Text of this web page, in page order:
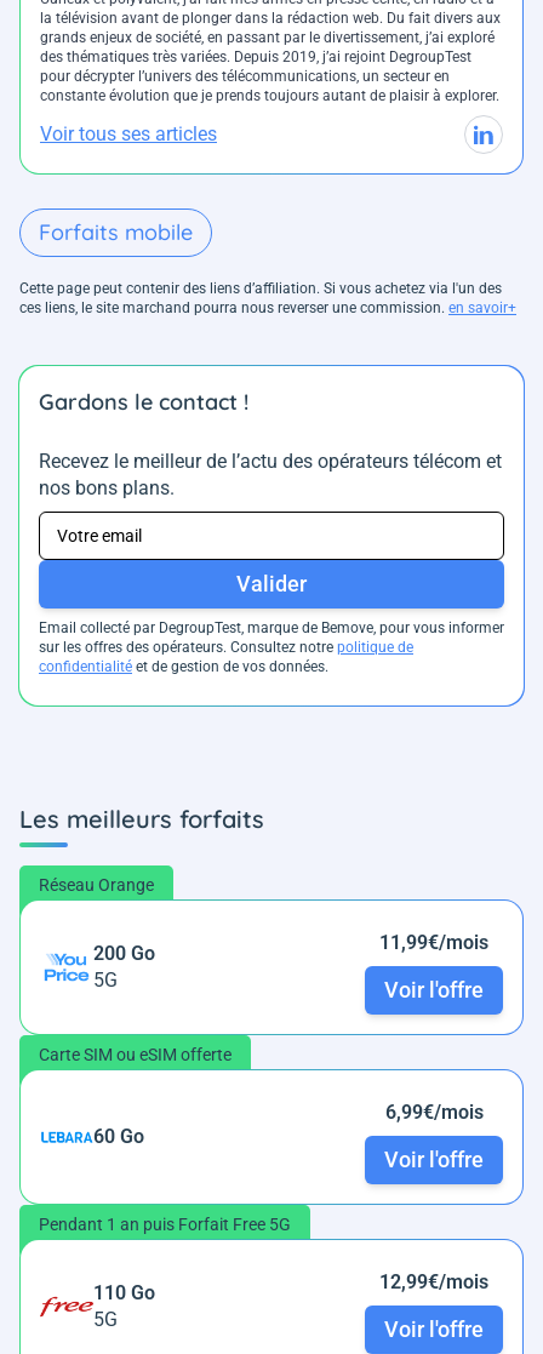
la télévision avant de plonger dans la rédaction web. Du fait divers aux
grands enjeux de société, en passant par le divertissement, j’ai exploré
des thématiques très variées. Depuis 2019, j’ai rejoint DegroupTest
pour décrypter l’univers des télécommunications, un secteur en
constante évolution que je prends toujours autant de plaisir à explorer.
Voir tous ses articles
Forfaits mobile
Cette page peut contenir des liens d’affiliation. Si vous achetez via l'un des
ces liens, le site marchand pourra nous reverser une commission. en savoir+
Gardons le contact !
Recevez le meilleur de l’actu des opérateurs télécom et
nos bons plans.
Valider
Email collecté par DegroupTest, marque de Bemove, pour vous informer
sur les offres des opérateurs. Consultez notre politique de
confidentialité et de gestion de vos données.
Les meilleurs forfaits
Réseau Orange
200 Go
5G
11,99€/mois
Voir l'offre
Carte SIM ou eSIM offerte
60 Go
6,99€/mois
Voir l'offre
Pendant 1 an puis Forfait Free 5G
110 Go
5G
12,99€/mois
Voir l'offre